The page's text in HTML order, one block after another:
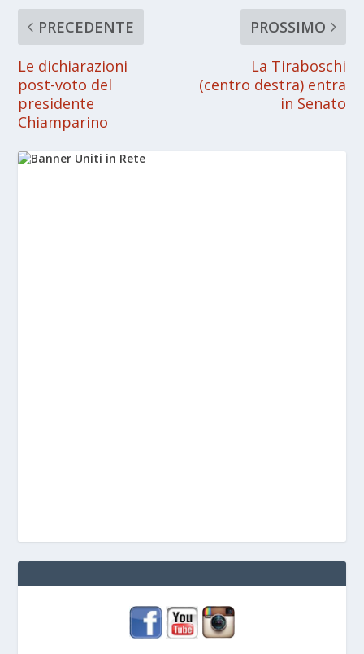
PRECEDENTE
Le dichiarazioni
post-voto del
presidente
Chiamparino
PROSSIMO
La Tiraboschi
(centro destra) entra
in Senato